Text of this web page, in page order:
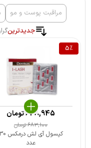
مراقبت پوست و مو
جدیدترین
5%
کپسول آی لش درمکس 30
عدد
683,100تومان
648,945تومان